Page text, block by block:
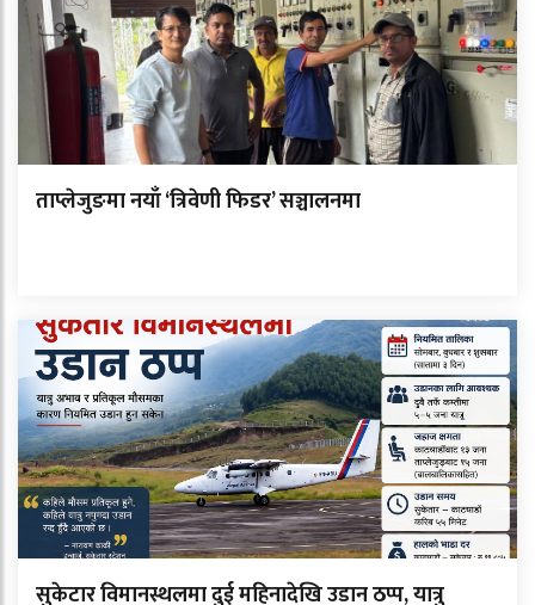
ताप्लेजुङमा नयाँ ‘त्रिवेणी फिडर’ सञ्चालनमा
सुकेटार विमानस्थलमा दुई महिनादेखि उडान ठप्प, यात्रु